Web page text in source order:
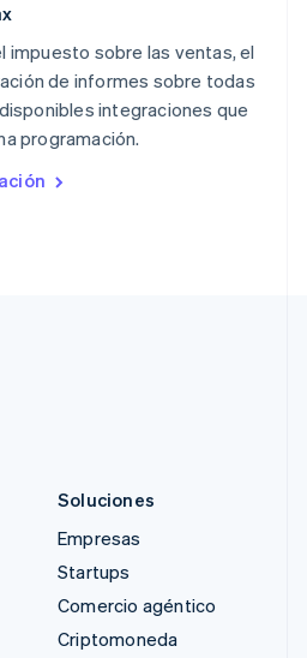
impuesto sobre las ventas, el
de informes sobre todas
integraciones que
programación.
Soluciones
Empresas
Startups
Comercio agéntico
Criptomoneda